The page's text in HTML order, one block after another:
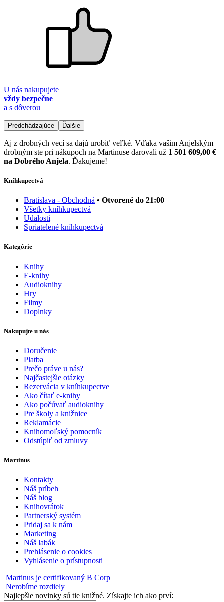
U nás nakupujete
vždy bezpečne
a s dôverou
Predchádzajúce Ďalšie
Aj z drobných vecí sa dajú urobiť veľké. Vďaka vašim Anjelským
drobným ste pri nákupoch na Martinuse darovali už 1 501 609,00 €
na Dobrého Anjela. Ďakujeme!
Kníhkupectvá
Bratislava - Obchodná • Otvorené do 21:00
Všetky kníhkupectvá
Udalosti
Spriatelené kníhkupectvá
Kategórie
Knihy
E-knihy
Audioknihy
Hry
Filmy
Doplnky
Nakupujte u nás
Doručenie
Platba
Prečo práve u nás?
Najčastejšie otázky
Rezervácia v kníhkupectve
Ako čítať e-knihy
Ako počúvať audioknihy
Pre školy a knižnice
Reklamácie
Knihomoľský pomocník
Odstúpiť od zmluvy
Martinus
Kontakty
Náš príbeh
Náš blog
Knihovrátok
Partnerský systém
Pridaj sa k nám
Marketing
Náš labák
Prehlásenie o cookies
Vyhlásenie o prístupnosti
Martinus je certifikovaný B Corp
Nerobíme rozdiely
Najlepšie novinky sú tie knižné. Získajte ich ako prví: